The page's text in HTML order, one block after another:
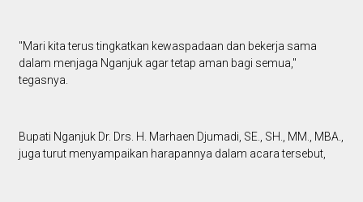
"Mari kita terus tingkatkan kewaspadaan dan bekerja sama
dalam menjaga Nganjuk agar tetap aman bagi semua,"
tegasnya.
Bupati Nganjuk Dr. Drs. H. Marhaen Djumadi, SE., SH., MM., MBA.,
juga turut menyampaikan harapannya dalam acara tersebut,